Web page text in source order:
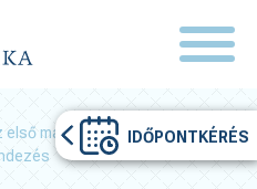
IDŐPONTKÉRÉS
első magyar ZirkonZahn